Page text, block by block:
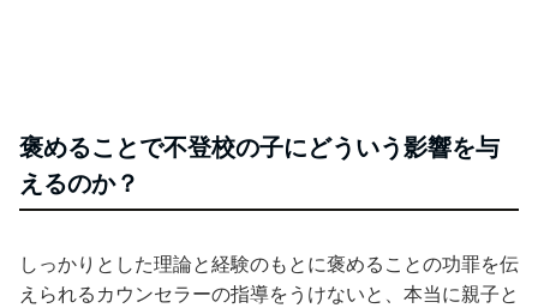
褒めることで不登校の子にどういう影響を与
えるのか？
しっかりとした理論と経験のもとに褒めることの功罪を伝
えられるカウンセラーの指導をうけないと、本当に親子と